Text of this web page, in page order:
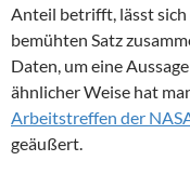
Anteil betrifft, lässt sich
bemühten Satz
Daten, um eine
ähnlicher Weise hat
Arbeitstreffen der
geäußert.